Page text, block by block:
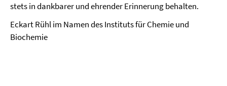
stets in dankbarer und ehrender Erinnerung behalten.
Eckart Rühl im Namen des Instituts für Chemie und
Biochemie